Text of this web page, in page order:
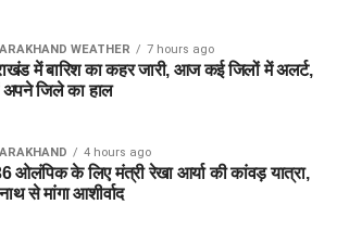
WEATHER 7 hours ago
में बारिश का कहर जारी, आज कई जिलों में अलर्ट,
अपने जिले का हाल
4 hours ago
ओलंपिक के लिए मंत्री रेखा आर्या की कांवड़ यात्रा,
से मांगा आशीर्वाद